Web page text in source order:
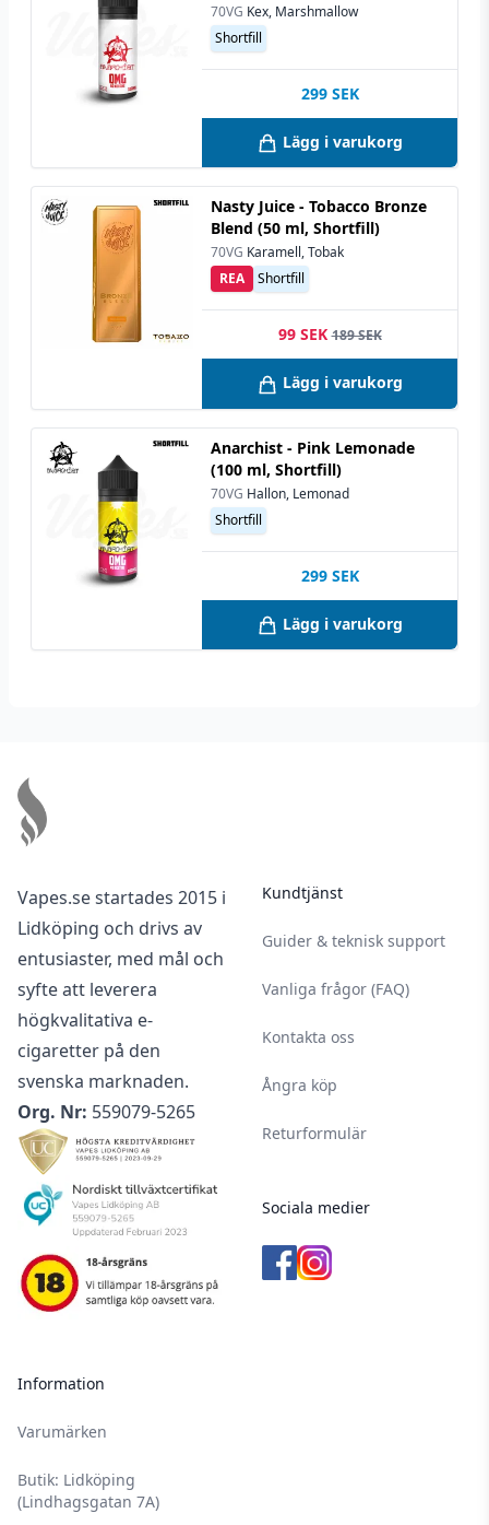
70VG Kex, Marshmallow
Shortfill
299 SEK
Lägg i varukorg
Nasty Juice - Tobacco Bronze
Blend (50 ml, Shortfill)
70VG Karamell, Tobak
Shortfill
REA
99 SEK 189 SEK
Lägg i varukorg
Anarchist - Pink Lemonade
(100 ml, Shortfill)
70VG Hallon, Lemonad
Shortfill
299 SEK
Lägg i varukorg
Vapes.se startades 2015 i
Lidköping och drivs av
entusiaster, med mål och
syfte att leverera
högkvalitativa e-
cigaretter på den
svenska marknaden.
Org. Nr: 559079-5265
Information
Varumärken
Butik: Lidköping
(Lindhagsgatan 7A)
Kundtjänst
Guider & teknisk support
Vanliga frågor (FAQ)
Kontakta oss
Ångra köp
Returformulär
Sociala medier